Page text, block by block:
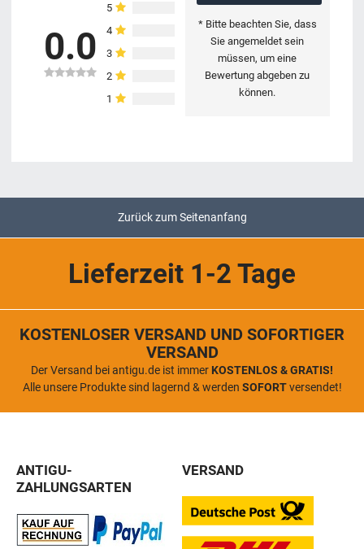
0.0
5
4
3
2
1
* Bitte beachten Sie, dass
Sie angemeldet sein
müssen, um eine
Bewertung abgeben zu
können.
Zurück zum Seitenanfang
Lieferzeit 1-2 Tage
KOSTENLOSER VERSAND UND SOFORTIGER
VERSAND
Der Versand bei antigu.de ist immer KOSTENLOS & GRATIS!
Alle unsere Produkte sind lagernd & werden SOFORTversendet!
ANTIGU-
ZAHLUNGSARTEN
VERSAND